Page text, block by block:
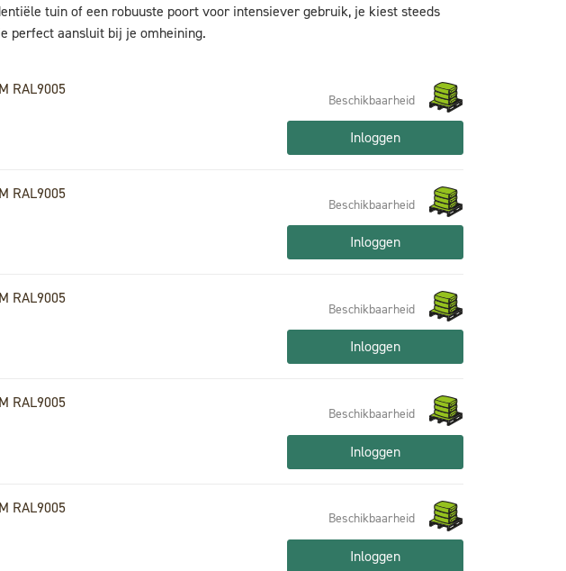
tuin of een robuuste poort voor intensiever gebruik, je kiest steeds
perfect aansluit bij je omheining.
RAL9005
Beschikbaarheid
Inloggen
RAL9005
Beschikbaarheid
Inloggen
RAL9005
Beschikbaarheid
Inloggen
RAL9005
Beschikbaarheid
Inloggen
RAL9005
Beschikbaarheid
Inloggen